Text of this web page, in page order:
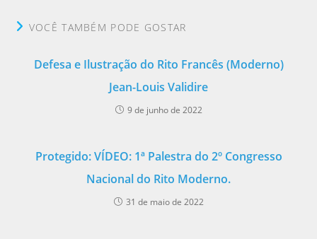
VOCÊ TAMBÉM PODE GOSTAR
Defesa e Ilustração do Rito Francês (Moderno)
Jean-Louis Validire
9 de junho de 2022
Protegido: VÍDEO: 1ª Palestra do 2º Congresso
Nacional do Rito Moderno.
31 de maio de 2022